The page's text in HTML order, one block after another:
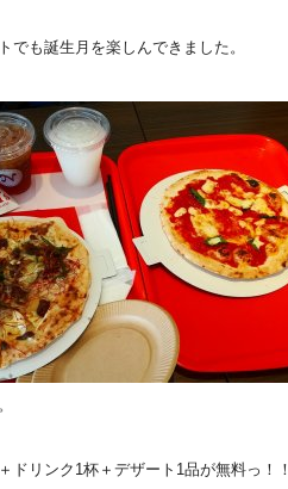
でも誕生月を楽しんできました。
ドリンク1杯＋デザート1品が無料っ！！